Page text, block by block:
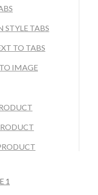
STYLE TABS
TO TABS
IMAGE
1